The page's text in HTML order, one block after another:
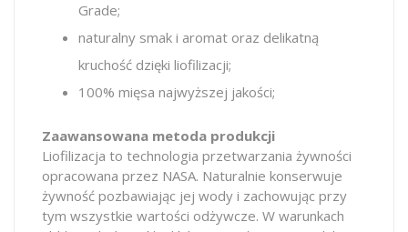
Grade;
naturalny smak i aromat oraz delikatną
kruchość dzięki liofilizacji;
100% mięsa najwyższej jakości;
Zaawansowana metoda produkcji
Liofilizacja to technologia przetwarzania żywności
opracowana przez NASA. Naturalnie konserwuje
żywność pozbawiając jej wody i zachowując przy
tym wszystkie wartości odżywcze. W warunkach